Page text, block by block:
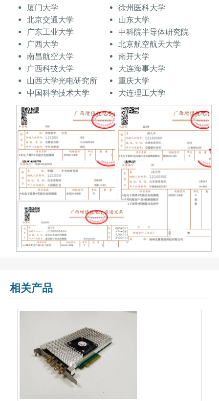
厦门大学
北京交通大学
广东工业大学
广西大学
南昌航空大学
广西科技大学
山西大学光电研究所
中国科学技术大学
徐州医科大学
山东大学
中科院半导体研究院
北京航空航天大学
南开大学
大连海事大学
重庆大学
大连理工大学
相关产品